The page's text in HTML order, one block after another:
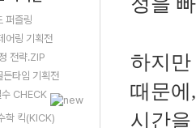
퍼즐링
어링 기획전
전략.ZIP
타임 기획전
수 CHECK
학 킥(KICK)
하지
때문에
시간